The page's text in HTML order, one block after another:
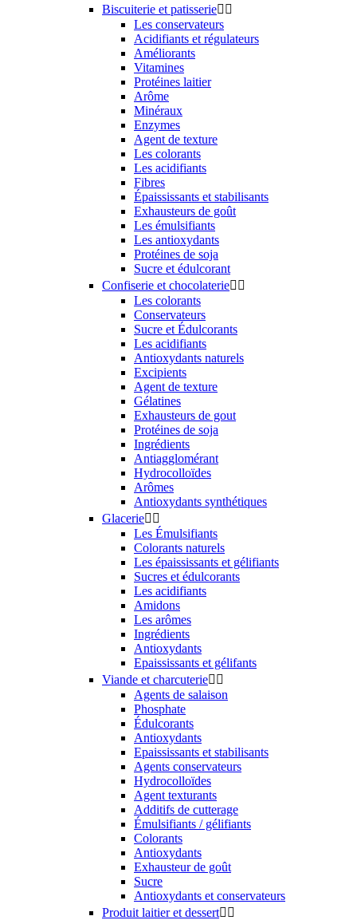
Biscuiterie et patisserie 
Les conservateurs
Acidifiants et régulateurs
Améliorants
Vitamines
Protéines laitier
Arôme
Minéraux
Enzymes
Agent de texture
Les colorants
Les acidifiants
Fibres
Épaississants et stabilisants
Exhausteurs de goût
Les émulsifiants
Les antioxydants
Protéines de soja
Sucre et édulcorant
Confiserie et chocolaterie 
Les colorants
Conservateurs
Sucre et Édulcorants
Les acidifiants
Antioxydants naturels
Excipients
Agent de texture
Gélatines
Exhausteurs de gout
Protéines de soja
Ingrédients
Antiagglomérant
Hydrocolloïdes
Arômes
Antioxydants synthétiques
Glacerie 
Les Émulsifiants
Colorants naturels
Les épaississants et gélifiants
Sucres et édulcorants
Les acidifiants
Amidons
Les arômes
Ingrédients
Antioxydants
Epaississants et gélifants
Viande et charcuterie 
Agents de salaison
Phosphate
Édulcorants
Antioxydants
Epaississants et stabilisants
Agents conservateurs
Hydrocolloïdes
Agent texturants
Additifs de cutterage
Émulsifiants / gélifiants
Colorants
Antioxydants
Exhausteur de goût
Sucre
Antioxydants et conservateurs
Produit laitier et dessert 